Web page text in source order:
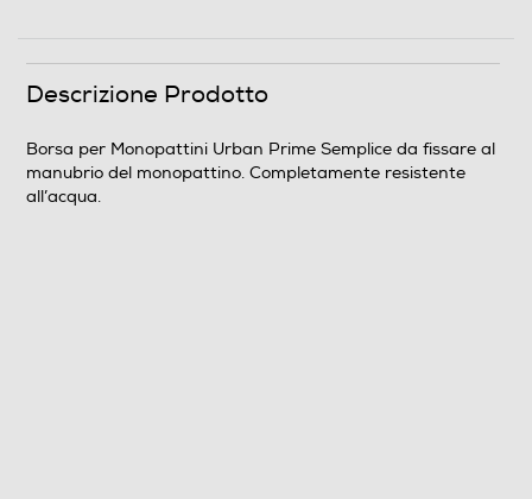
Descrizione Prodotto
Borsa per Monopattini Urban Prime Semplice da fissare al
manubrio del monopattino. Completamente resistente
all’acqua.